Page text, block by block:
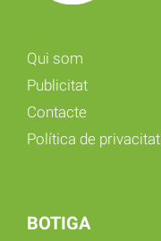
Qui som
Publicitat
Contacte
Política de privacitat
BOTIGA